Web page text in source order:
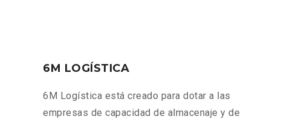
6M LOGÍSTICA
6M Logística está creado para dotar a las
empresas de capacidad de almacenaje y de